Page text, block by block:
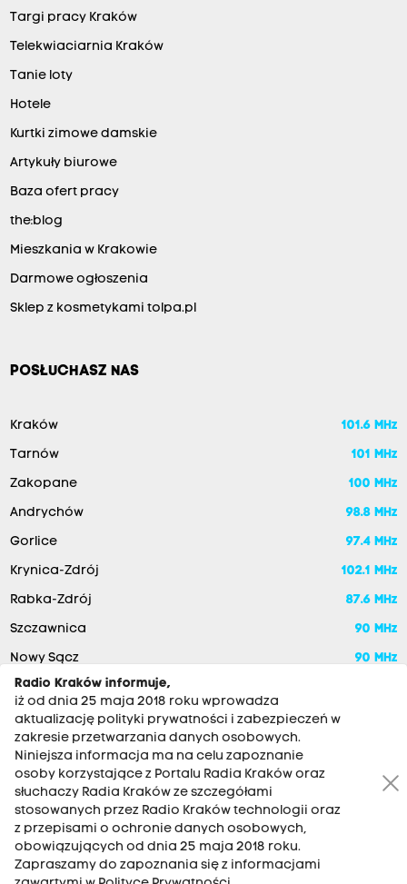
Targi pracy Kraków
Telekwiaciarnia Kraków
Tanie loty
Hotele
Kurtki zimowe damskie
Artykuły biurowe
Baza ofert pracy
the:blog
Mieszkania w Krakowie
Darmowe ogłoszenia
Sklep z kosmetykami tolpa.pl
POSŁUCHASZ NAS
Kraków 101.6 MHz
Tarnów 101 MHz
Zakopane 100 MHz
Andrychów 98.8 MHz
Gorlice 97.4 MHz
Krynica-Zdrój 102.1 MHz
Rabka-Zdrój 87.6 MHz
Szczawnica 90 MHz
Nowy Sącz 90 MHz
RADIO KRAKÓW SA. Aleja Juliusza Słowackiego 22, 30-007
Kraków
Antena: 12 200 33 33
Radio Kraków informuje,
iż od dnia 25 maja 2018 roku wprowadza
aktualizację polityki prywatności i zabezpieczeń w
zakresie przetwarzania danych osobowych.
Niniejsza informacja ma na celu zapoznanie
osoby korzystające z Portalu Radia Kraków oraz
słuchaczy Radia Kraków ze szczegółami
stosowanych przez Radio Kraków technologii oraz
z przepisami o ochronie danych osobowych,
obowiązujących od dnia 25 maja 2018 roku.
Zapraszamy do zapoznania się z informacjami